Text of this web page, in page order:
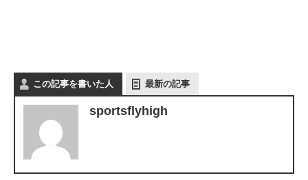
この記事を書いた人 最新の記事
sportsflyhigh